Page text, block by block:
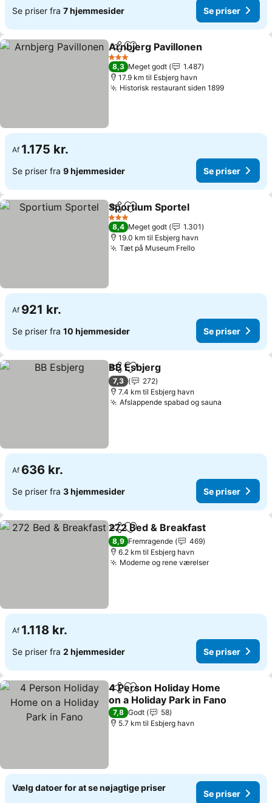
Se priser fra 7 hjemmesider Se priser
Del Føj til favoritter
Arnbjerg Pavillonen
3 Stjerner
8,3 Meget godt
1.487
17.9 km til Esbjerg havn
Historisk restaurant siden 1899
Af 1.175 kr.
Se priser fra 9 hjemmesider Se priser
Del Føj til favoritter
Sportium Sportel
3 Stjerner
8,4 Meget godt
1.301
19.0 km til Esbjerg havn
Tæt på Museum Frello
Af 921 kr.
Se priser fra 10 hjemmesider Se priser
Del Føj til favoritter
BB Esbjerg
7,3
272
7.4 km til Esbjerg havn
Afslappende spabad og sauna
Af 636 kr.
Se priser fra 3 hjemmesider Se priser
Del Føj til favoritter
272 Bed & Breakfast
8,9 Fremragende
469
6.2 km til Esbjerg havn
Moderne og rene værelser
Af 1.118 kr.
Se priser fra 2 hjemmesider Se priser
Del Føj til favoritter
4 Person Holiday Home
on a Holiday Park in Fano
7,8 Godt
58
5.7 km til Esbjerg havn
Vælg datoer for at se nøjagtige priser
Se priser